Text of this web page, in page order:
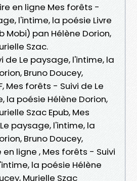
en ligne Mes forêts -
l'intime, la poésie Livre
Mobi) pan Hélène Dorion,
Szac.
de Le paysage, l'intime, la
Bruno Doucey,
Mes forêts - Suivi de Le
la poésie Hélène Dorion,
Szac Epub, Mes
paysage, l'intime, la
Bruno Doucey,
en ligne , Mes forêts - Suivi
la poésie Hélène
Murielle Szac